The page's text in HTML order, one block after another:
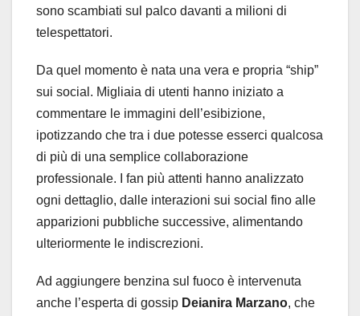
sono scambiati sul palco davanti a milioni di
telespettatori.
Da quel momento è nata una vera e propria “ship”
sui social. Migliaia di utenti hanno iniziato a
commentare le immagini dell’esibizione,
ipotizzando che tra i due potesse esserci qualcosa
di più di una semplice collaborazione
professionale. I fan più attenti hanno analizzato
ogni dettaglio, dalle interazioni sui social fino alle
apparizioni pubbliche successive, alimentando
ulteriormente le indiscrezioni.
Ad aggiungere benzina sul fuoco è intervenuta
anche l’esperta di gossip Deianira Marzano, che